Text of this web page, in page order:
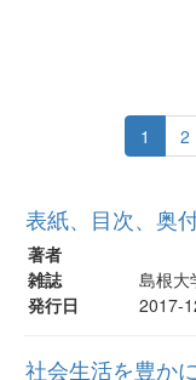
1 2
表紙、目次、奥
著者
雑誌
島根大
発行日
2017-
社会生活を豊か